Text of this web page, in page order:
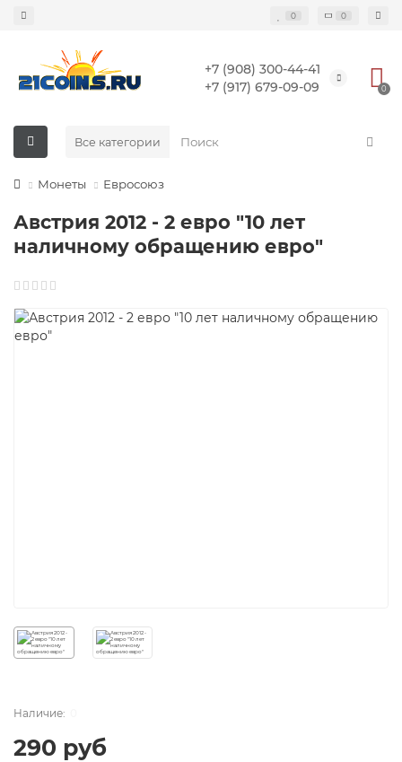
0 0
+7 (908) 300-44-41
+7 (917) 679-09-09
0
Все категории
Монеты Евросоюз
Австрия 2012 - 2 евро "10 лет
наличному обращению евро"
290 руб